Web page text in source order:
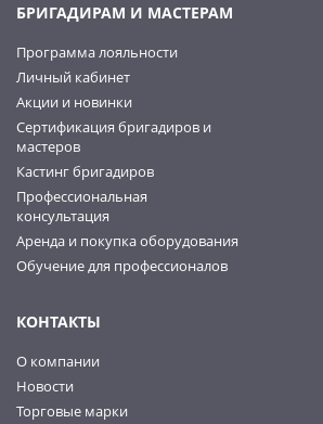
БРИГАДИРАМ И МАСТЕРАМ
Программа лояльности
Личный кабинет
Акции и новинки
Сертификация бригадиров и
мастеров
Кастинг бригадиров
Профессиональная
консультация
Аренда и покупка оборудования
Обучение для профессионалов
КОНТАКТЫ
О компании
Новости
Торговые марки